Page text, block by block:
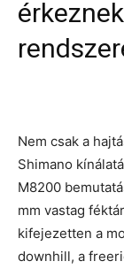
Nem csak a
Shimano
M8200
mm vastag
kifejezetten a
downhill, a